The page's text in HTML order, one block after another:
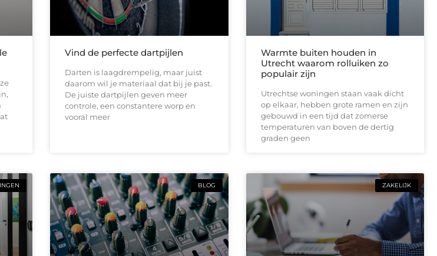
Vind de perfecte dartpijlen
Darten is laagdrempelig, maar juist
daarom wil je materiaal dat bij je past.
De juiste dartpijlen geven meer
controle, een constantere worp en
vooral meer
Warmte buiten houden in
Utrecht waarom rolluiken zo
populair zijn
Utrechtse woningen staan vaak dicht
op elkaar, hebben grote ramen en zijn
gebouwd in een tijd dat zomerse
temperaturen van boven de dertig
graden geen
BLOG ZAKELIJK